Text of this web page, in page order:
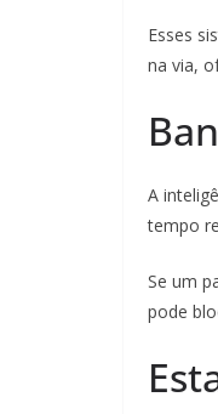
Esses
na via,
A
tempo
Se um
pode